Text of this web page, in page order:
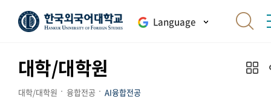
Language
대학/대학원
대학/대학원 융합전공 AI융합전공